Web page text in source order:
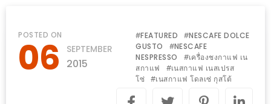
ความ
เป็น
เล่น
กัน
POSTED ON
06 SEPTEMBER
2015
#FEATURED #NESCAFE DOLCE
GUSTO
#NESCAFE
NESPRESSO
#เครื่องชงกาแฟ เน
สกาแฟ
#เนสกาแฟ เนสเปรส
โซ่
#เนสกาแฟ โดลเซ่ กุสโต้